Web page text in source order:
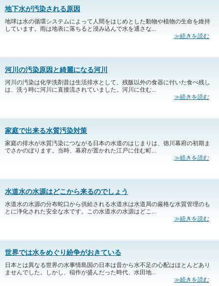
地下水が汚染される原因
地球は水の循環システムによって人間をはじめとした動物や植物の生命を維持
しています。雨は地表に落ちると浸み込んで水を通さな...
≫続きを読む
河川の汚染原因と綺麗になる河川
河川の汚染は化学洗剤昔は生活排水として、残飯以外の食器に付いた食べ残し
は、洗う時に河川に直接流されていました。河川に住む...
≫続きを読む
家庭で出来る水質汚染対策
家庭の排水が水質汚染につながる日本の水道のはじまりは、徳川幕府の初期ま
でさかのぼります。当時、幕府が置かれた江戸に住む町...
≫続きを読む
水道水の水源はどこから来るのでしょう
水道水の水源の分布蛇口から供給される水道水は水道局の厳格な水質管理のも
とに浄化された安全な水です。この水道水の水源はどこ...
≫続きを読む
世界では水をめぐり紛争がおきている
日本とは異なる世界の水事情島国の日本は昔から水不足の心配はほとんどあり
ませんでした。しかし、稲作が盛んだった時代、水田地...
≫続きを読む